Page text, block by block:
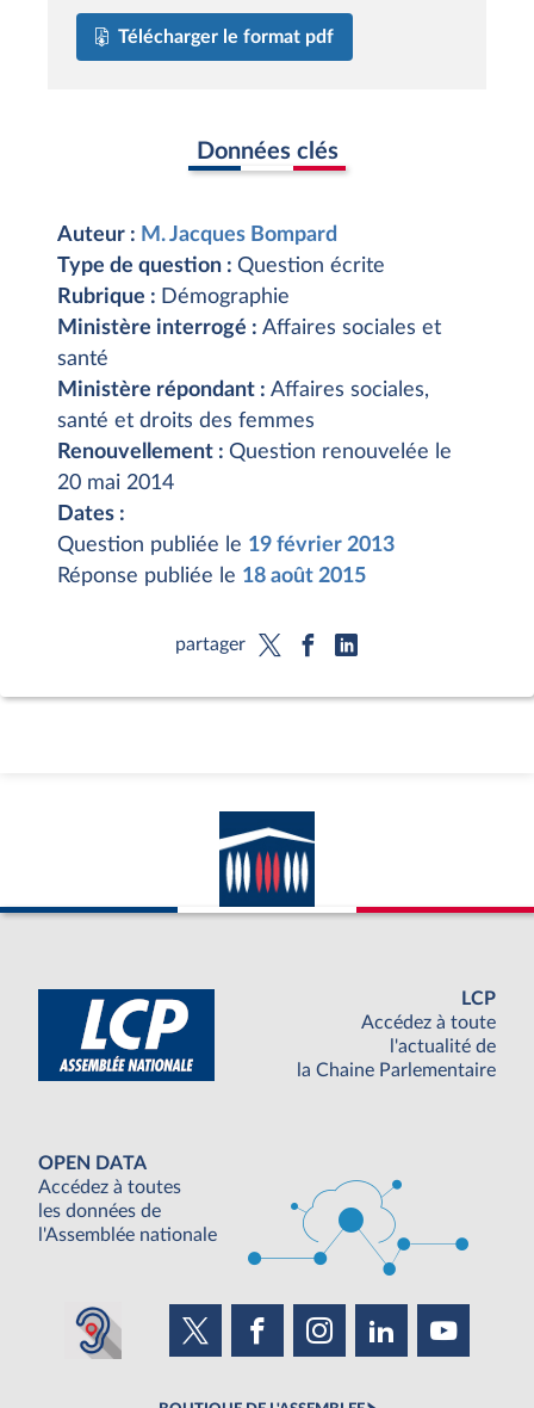
Télécharger le format pdf
Données clés
Auteur : M. Jacques Bompard
Type de question : Question écrite
Rubrique : Démographie
Ministère interrogé : Affaires sociales et
santé
Ministère répondant : Affaires sociales,
santé et droits des femmes
Renouvellement : Question renouvelée le
20 mai 2014
Dates :
Question publiée le 19 février 2013
Réponse publiée le 18 août 2015
partager
LCP
Accédez à toute
l'actualité de
la Chaine Parlementaire
OPEN DATA
Accédez à toutes
les données de
l'Assemblée nationale